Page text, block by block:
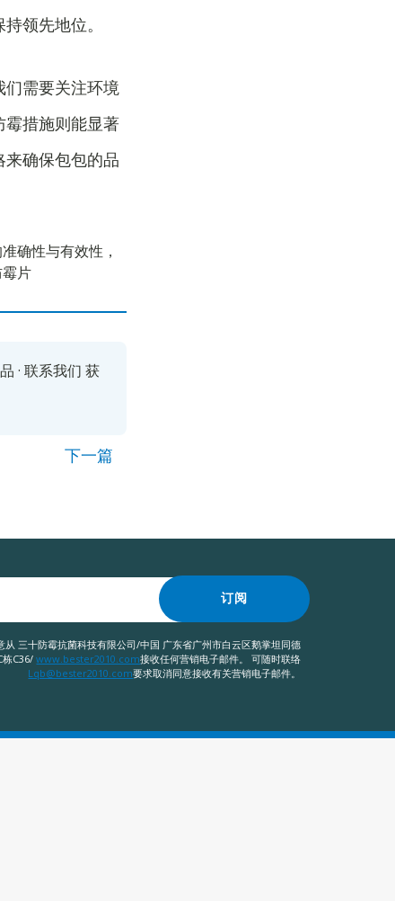
领先地位。
需要关注环境
措施则能显著
确保包包的品
确性与有效性，
片
· 联系我们 获
下一篇
订阅
从 三十防霉抗菌科技有限公司/中国 广东省广州市白云区鹅掌坦同德
栋C36/www.bester2010.com接收任何营销电子邮件。 可随时联络
Lqb@bester2010.com要求取消同意接收有关营销电子邮件。